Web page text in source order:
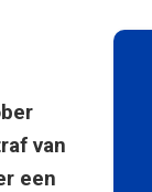
van
een